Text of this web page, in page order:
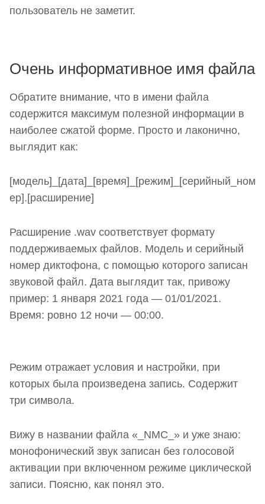
пользователь не заметит.
Очень информативное имя файла
Обратите внимание, что в имени файла
содержится максимум полезной информации в
наиболее сжатой форме. Просто и лаконично,
выглядит как:
[модель]_[дата]_[время]_[режим]_[серийный_ном
ер].[расширение]
Расширение .wav соответствует формату
поддерживаемых файлов. Модель и серийный
номер диктофона, с помощью которого записан
звуковой файл. Дата выглядит так, привожу
пример: 1 января 2021 года — 01/01/2021.
Время: ровно 12 ночи — 00:00.
Режим отражает условия и настройки, при
которых была произведена запись. Содержит
три символа.
Вижу в названии файла «_NMC_» и уже знаю:
монофонический звук записан без голосовой
активации при включенном режиме циклической
записи. Поясню, как понял это.